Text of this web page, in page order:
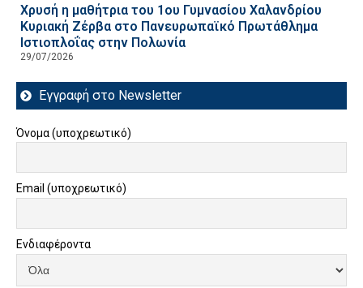
Χρυσή η μαθήτρια του 1ου Γυμνασίου Χαλανδρίου
Κυριακή Ζέρβα στο Πανευρωπαϊκό Πρωτάθλημα
Ιστιοπλοΐας στην Πολωνία
29/07/2026
Εγγραφή στο Newsletter
Όνομα (υποχρεωτικό)
Email (υποχρεωτικό)
Ενδιαφέροντα